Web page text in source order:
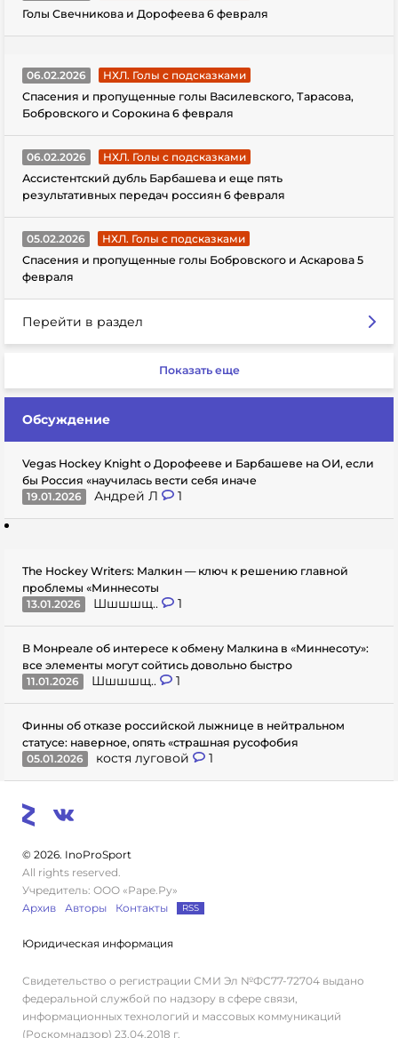
Голы Свечникова и Дорофеева 6 февраля
06.02.2026
НХЛ. Голы с подсказками
Спасения и пропущенные голы Василевского, Тарасова,
Бобровского и Сорокина 6 февраля
06.02.2026
НХЛ. Голы с подсказками
Ассистентский дубль Барбашева и еще пять
результативных передач россиян 6 февраля
05.02.2026
НХЛ. Голы с подсказками
Спасения и пропущенные голы Бобровского и Аскарова 5
февраля
Перейти в раздел
Показать еще
Обсуждение
Vegas Hockey Knight о Дорофееве и Барбашеве на ОИ, если
бы Россия «научилась вести себя иначе
19.01.2026
Андрей Л 1
The Hockey Writers: Малкин — ключ к решению главной
проблемы «Миннесоты
13.01.2026
Шшшшщ.. 1
В Монреале об интересе к обмену Малкина в «Миннесоту»:
все элементы могут сойтись довольно быстро
11.01.2026
Шшшшщ.. 1
Финны об отказе российской лыжнице в нейтральном
статусе: наверное, опять «страшная русофобия
05.01.2026
костя луговой 1
© 2026. InoProSport
All rights reserved.
Учредитель: ООО «Раре.Ру»
Архив
Авторы Контакты RSS
Юридическая информация
Свидетельство о регистрации СМИ Эл №ФС77-72704 выдано
федеральной службой по надзору в сфере связи,
информационных технологий и массовых коммуникаций
(Роскомнадзор) 23.04.2018 г.